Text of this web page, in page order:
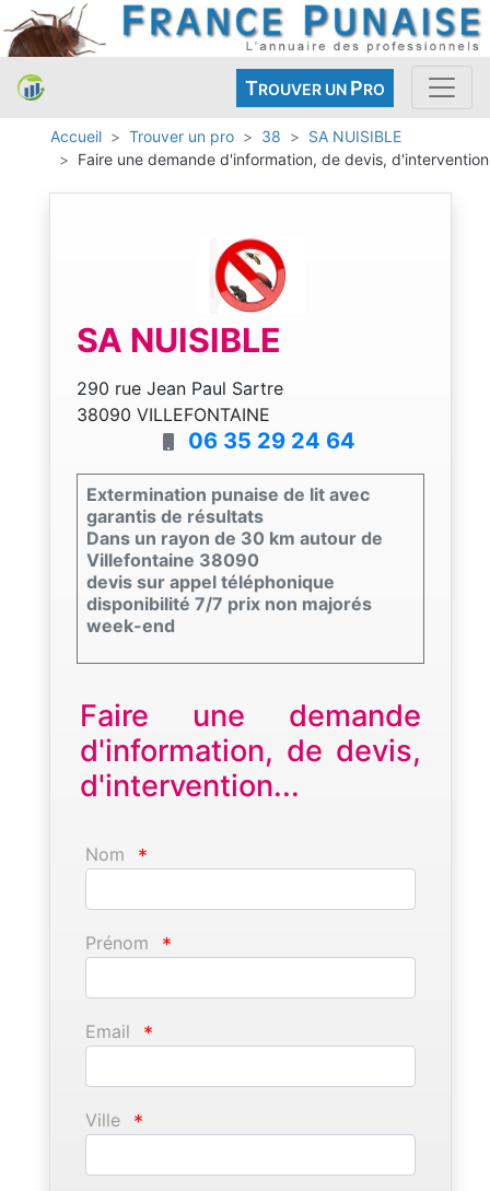
TROUVER UN PRO
Accueil Trouver un pro 38
SA NUISIBLE
Faire une demande d'information, de devis, d'intervention
SA NUISIBLE
290 rue Jean Paul Sartre
38090 VILLEFONTAINE
06 35 29 24 64
Extermination punaise de lit avec
garantis de résultats
Dans un rayon de 30 km autour de
Villefontaine 38090
devis sur appel téléphonique
disponibilité 7/7 prix non majorés
week-end
Faire une demande
d'information, de devis,
d'intervention...
Nom *
Prénom *
Email *
Ville *